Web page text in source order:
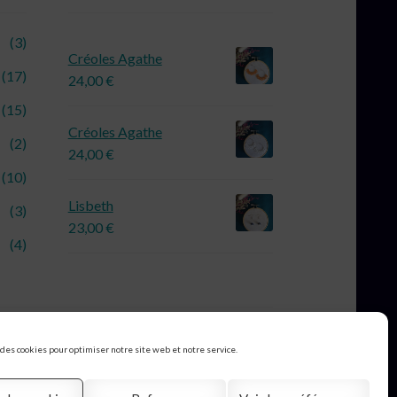
cookies pour optimiser notre site web et notre service.
(3)
(17)
(15)
(2)
(10)
(3)
(4)
Créoles Agathe
24,00€
Créoles Agathe
24,00€
Lisbeth
23,00€